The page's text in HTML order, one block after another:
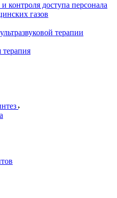
контроля доступа персонала
газов
терапии